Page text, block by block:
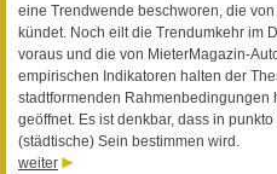
eine Trendwende beschworen, die
kündet. Noch eilt die Trendumkehr im
voraus und die von MieterMagazin-
empirischen Indikatoren halten der
stadtformenden Rahmenbedingungen
geöffnet. Es ist denkbar, dass in
(städtische) Sein bestimmen wird.
weiter